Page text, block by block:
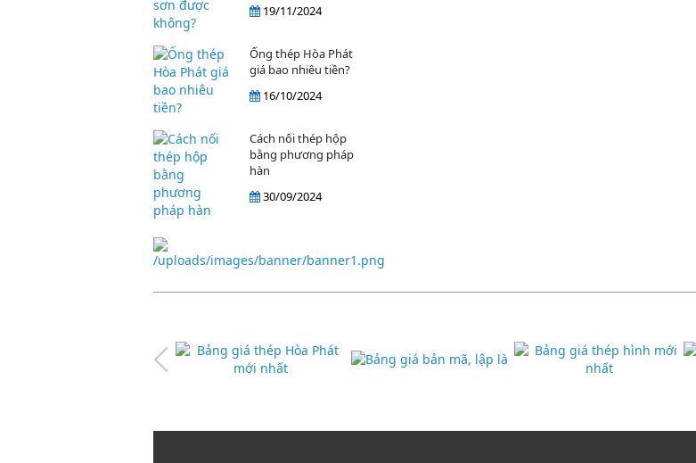
19/11/2024
Ống thép Hòa Phát
giá bao nhiêu tiền?
16/10/2024
Cách nối thép hộp
bằng phương pháp
hàn
30/09/2024